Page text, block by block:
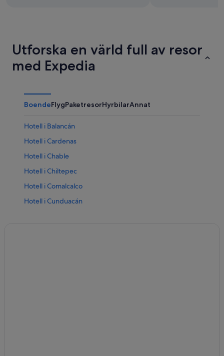
Utforska en värld full av resor
med Expedia
BoendeFlygPaketresorHyrbilarAnnat
Hotell i Balancán
Hotell i Cardenas
Hotell i Chable
Hotell i Chiltepec
Hotell i Comalcalco
Hotell i Cunduacán